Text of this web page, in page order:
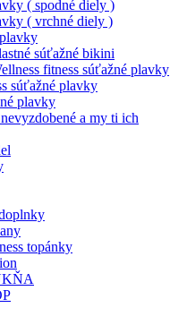
( spodné diely )
( vrchné diely )
súťažné bikini
fitness súťažné plavky
súťažné plavky
plavky
a my ti ich
topánky